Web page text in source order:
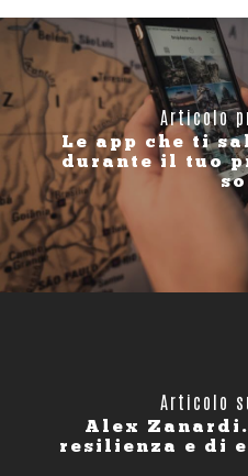
Articolo
Le app che ti
durante il tuo
Articolo
Alex
resilienza e di